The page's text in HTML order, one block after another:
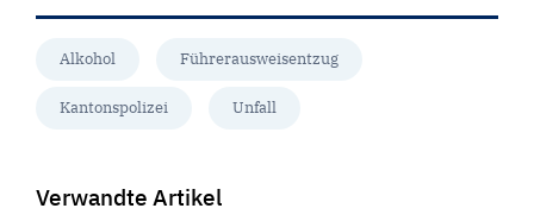
Alkohol Führerausweisentzug
Kantonspolizei Unfall
Verwandte Artikel